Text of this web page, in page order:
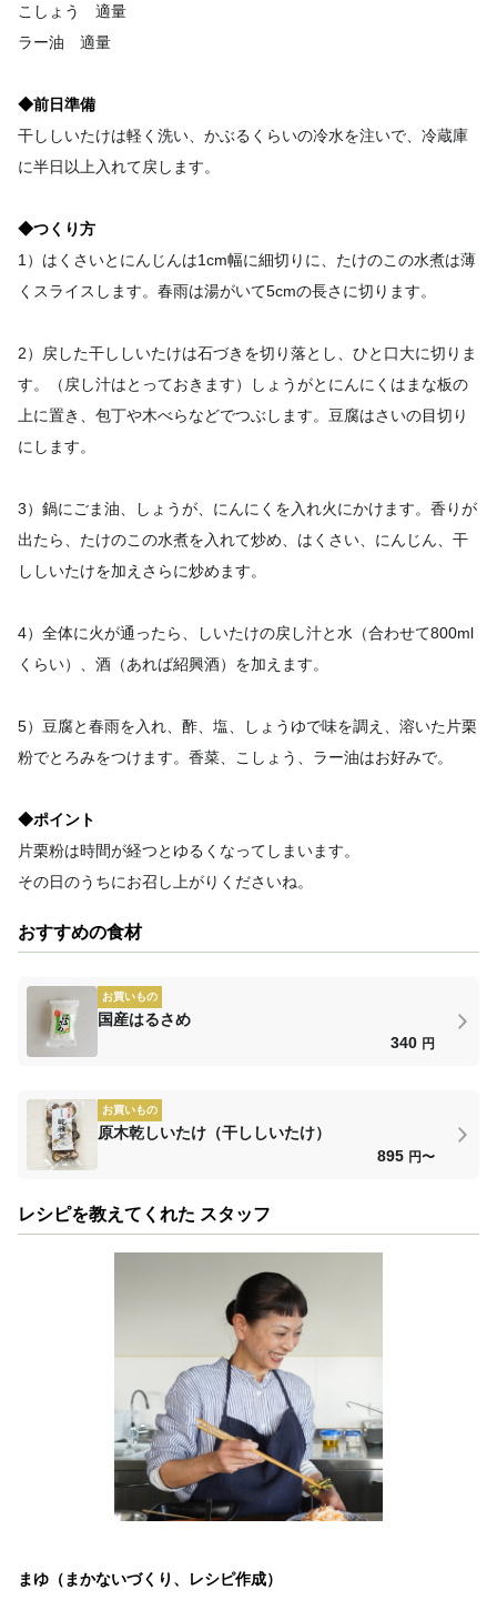
こしょう 適量
ラー油 適量
◆前日準備
干ししいたけは軽く洗い、かぶるくらいの冷水を注いで、冷蔵庫
に半日以上入れて戻します。
◆つくり方
1）はくさいとにんじんは1cm幅に細切りに、たけのこの水煮は薄
くスライスします。春雨は湯がいて5cmの長さに切ります。
2）戻した干ししいたけは石づきを切り落とし、ひと口大に切りま
す。（戻し汁はとっておきます）しょうがとにんにくはまな板の
上に置き、包丁や木べらなどでつぶします。豆腐はさいの目切り
にします。
3）鍋にごま油、しょうが、にんにくを入れ火にかけます。香りが
出たら、たけのこの水煮を入れて炒め、はくさい、にんじん、干
ししいたけを加えさらに炒めます。
4）全体に火が通ったら、しいたけの戻し汁と水（合わせて800ml
くらい）、酒（あれば紹興酒）を加えます。
5）豆腐と春雨を入れ、酢、塩、しょうゆで味を調え、溶いた片栗
粉でとろみをつけます。香菜、こしょう、ラー油はお好みで。
◆ポイント
片栗粉は時間が経つとゆるくなってしまいます。
その日のうちにお召し上がりくださいね。
おすすめの食材
お買いもの
国産はるさめ
340 円
お買いもの
原木乾しいたけ（干ししいたけ）
895 円〜
レシピを教えてくれた スタッフ
まゆ（まかないづくり、レシピ作成）